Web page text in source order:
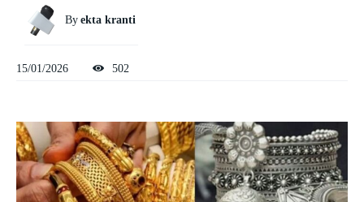
By ekta kranti
15/01/2026 502